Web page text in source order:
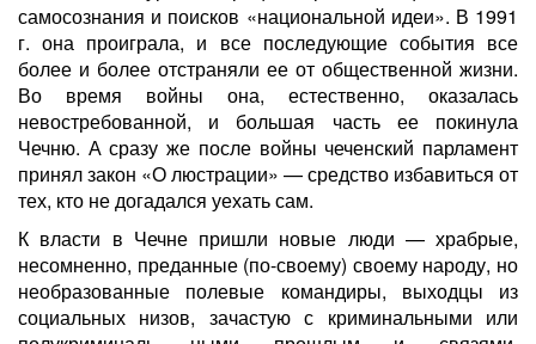
самосознания и поисков «национальной идеи». В 1991
г. она проиграла, и все последующие события все
более и более отстраняли ее от общественной жизни.
Во время войны она, естественно, оказалась
невостребованной, и большая часть ее покинула
Чечню. А сразу же после войны чеченский парламент
принял закон «О люстрации» — средство избавиться от
тех, кто не догадался уехать сам.
К власти в Чечне пришли новые люди — храбрые,
несомненно, преданные (по-своему) своему народу, но
необразованные полевые командиры, выходцы из
социальных низов, зачастую с криминальными или